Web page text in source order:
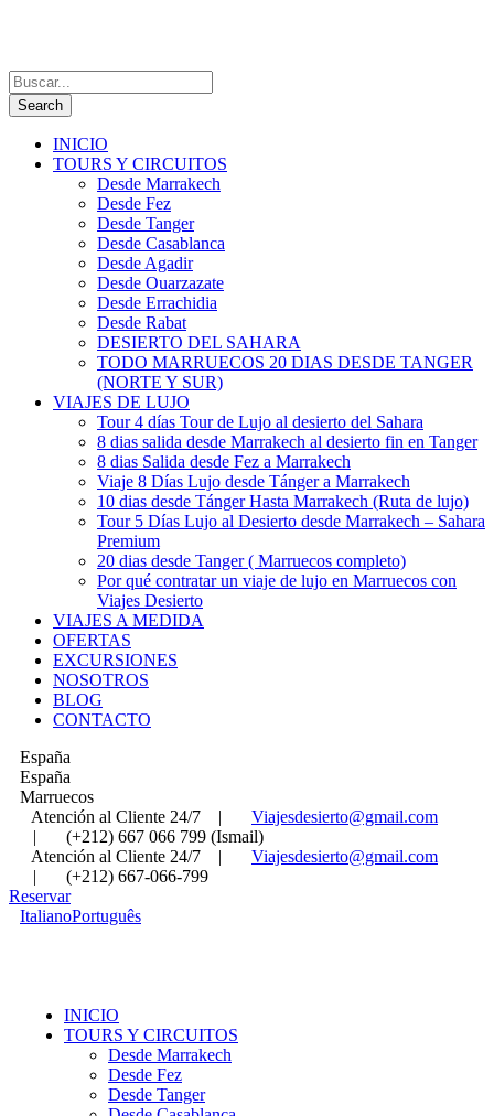
INICIO
TOURS Y CIRCUITOS
Desde Marrakech
Desde Fez
Desde Tanger
Desde Casablanca
Desde Agadir
Desde Ouarzazate
Desde Errachidia
Desde Rabat
DESIERTO DEL SAHARA
TODO MARRUECOS 20 DIAS DESDE TANGER
(NORTE Y SUR)
VIAJES DE LUJO
Tour 4 días Tour de Lujo al desierto del Sahara
8 dias salida desde Marrakech al desierto fin en Tanger
8 dias Salida desde Fez a Marrakech
Viaje 8 Días Lujo desde Tánger a Marrakech
10 dias desde Tánger Hasta Marrakech (Ruta de lujo)
Tour 5 Días Lujo al Desierto desde Marrakech – Sahara
Premium
20 dias desde Tanger ( Marruecos completo)
Por qué contratar un viaje de lujo en Marruecos con
Viajes Desierto
VIAJES A MEDIDA
OFERTAS
EXCURSIONES
NOSOTROS
BLOG
CONTACTO
España
España
Marruecos
Atención al Cliente 24/7
|
Viajesdesierto@gmail.com
|
(+212) 667 066 799 (Ismail)
Atención al Cliente 24/7
|
Viajesdesierto@gmail.com
|
(+212) 667-066-799
Reservar
ItalianoPortuguês
INICIO
TOURS Y CIRCUITOS
Desde Marrakech
Desde Fez
Desde Tanger